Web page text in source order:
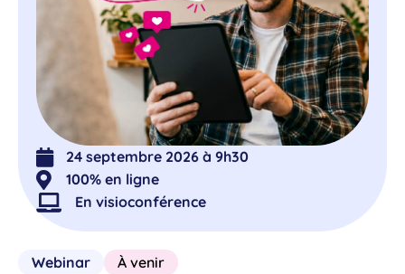
24 septembre 2026 à 9h30
100% en ligne
En visioconférence
Webinar À venir